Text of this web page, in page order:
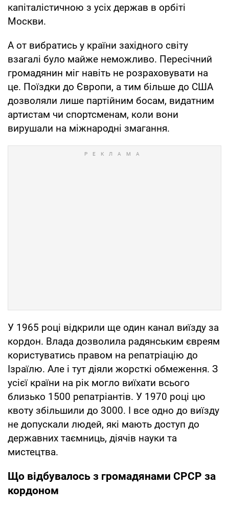
капіталістичною з усіх держав в орбіті
Москви.
А от вибратись у країни західного світу
взагалі було майже неможливо. Пересічний
громадянин міг навіть не розраховувати на
це. Поїздки до Європи, а тим більше до США
дозволяли лише партійним босам, видатним
артистам чи спортсменам, коли вони
вирушали на міжнародні змагання.
У 1965 році відкрили ще один канал виїзду за
кордон. Влада дозволила радянським євреям
користуватись правом на репатріацію до
Ізраїлю. Але і тут діяли жорсткі обмеження. З
усієї країни на рік могло виїхати всього
близько 1500 репатріантів. У 1970 році цю
квоту збільшили до 3000. І все одно до виїзду
не допускали людей, які мають доступ до
державних таємниць, діячів науки та
мистецтва.
Що відбувалось з громадянами СРСР за
кордоном